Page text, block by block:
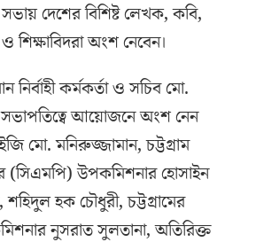
দেশের বিশিষ্ট লেখক, কবি,
শিক্ষাবিদরা অংশ নেবেন।
নির্বাহী কর্মকর্তা ও সচিব মো.
আয়োজনে অংশ নেন
মো. মনিরুজ্জামান, চট্টগ্রাম
(সিএমপি) উপকমিশনার হোসাইন
হক চৌধুরী, চট্টগ্রামের
নুসরাত সুলতানা, অতিরিক্ত